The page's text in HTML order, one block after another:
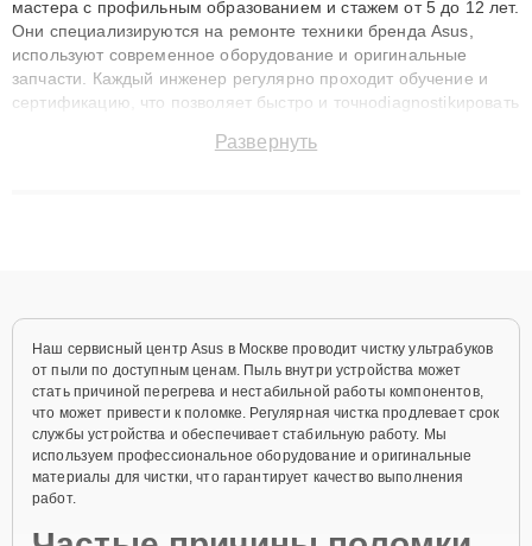
мастера с профильным образованием и стажем от 5 до 12 лет.
Они специализируются на ремонте техники бренда Asus,
используют современное оборудование и оригинальные
запчасти. Каждый инженер регулярно проходит обучение и
сертификацию, что позволяет быстро и точноdiagnostikировать
до 3 лет. Наши мастера решают сложные случаи: от замены
Развернуть
Наш сервисный центр Asus в Москве проводит чистку ультрабуков
от пыли по доступным ценам. Пыль внутри устройства может
стать причиной перегрева и нестабильной работы компонентов,
что может привести к поломке. Регулярная чистка продлевает срок
службы устройства и обеспечивает стабильную работу. Мы
используем профессиональное оборудование и оригинальные
материалы для чистки, что гарантирует качество выполнения
работ.